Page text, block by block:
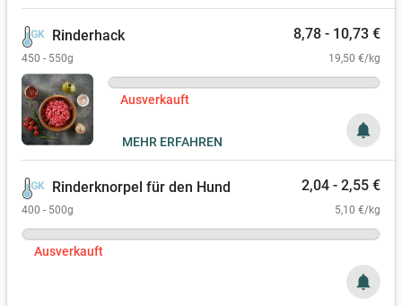
Rinderhack 8,78 - 10,73 €
450 - 550g 19,50 €/kg
Ausverkauft
notifications
MEHR ERFAHREN
Rinderknorpel für den Hund 2,04 - 2,55 €
400 - 500g 5,10 €/kg
Ausverkauft
notifications